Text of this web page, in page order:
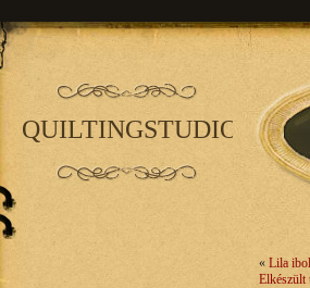
QUILTINGSTUDIO
« Lila